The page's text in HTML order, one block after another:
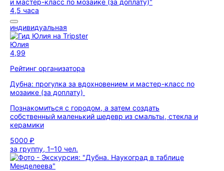
4,5 часа
индивидуальная
Юлия
4,99
Рейтинг организатора
Дубна: прогулка за вдохновением и мастер-класс по
мозаике (за доплату)
Познакомиться с городом, а затем создать
собственный маленький шедевр из смальты, стекла и
керамики
5000 ₽
за группу, 1–10 чел.